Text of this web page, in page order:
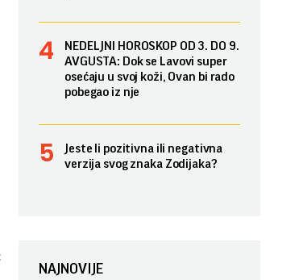
NEDELJNI HOROSKOP OD 3. DO 9.
AVGUSTA: Dok se Lavovi super
osećaju u svoj koži, Ovan bi rado
pobegao iz nje
Jeste li pozitivna ili negativna
verzija svog znaka Zodijaka?
NAJNOVIJE